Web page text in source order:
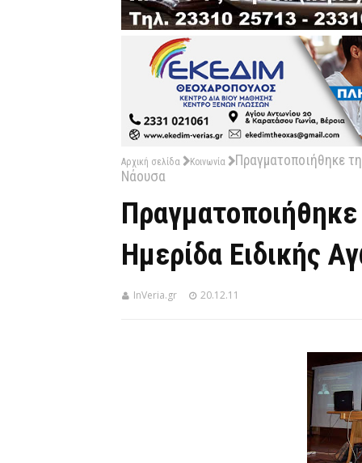
Αρχική σελίδα Κοινωνία
Πραγματοποιήθηκε
Νάουσα
Ημερίδα Ειδικής
InVeria.gr 20.12.11